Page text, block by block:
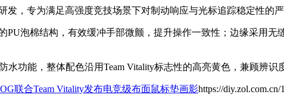
发，专为满足高强度竞技场景下对制动响应与光标追踪稳定性的严
PU泡棉结构，有效缓冲手部微颤，提升操作一致性；边缘采用
功能，整体配色沿用Team Vitality标志性的高亮黄色，兼顾辨识
联合Team Vitality发布电竞级布面鼠标垫画影https://diy.zol.com.cn/